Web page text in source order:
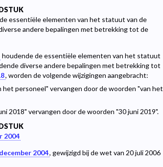
essentiële elementen van het statuut van de
andere bepalingen met betrekking tot de
houdende de essentiële elementen van het statuut
diverse andere bepalingen met betrekking tot
, worden de volgende wijzigingen aangebracht:
personeel" vervangen door de woorden "van het
2018" vervangen door de woorden "30 juni 2019".
2004
2004, gewijzigd bij de wet van 20 juli 2006